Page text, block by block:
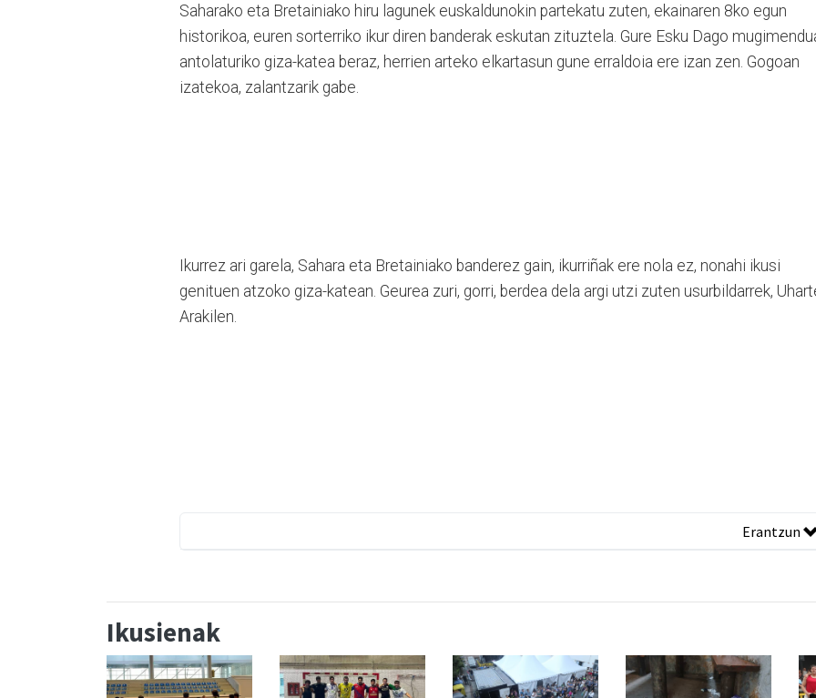
Saharako eta Bretainiako hiru lagunek euskaldunokin partekatu zuten, ekainaren 8ko egun
historikoa, euren sorterriko ikur diren banderak eskutan zituztela. Gure Esku Dago
antolaturiko giza-katea beraz, herrien arteko elkartasun gune erraldoia ere izan zen. Gogoan
izatekoa, zalantzarik gabe.
Ikurrez ari garela, Sahara eta Bretainiako banderez gain, ikurriñak ere nola ez, nonahi ikusi
genituen atzoko giza-katean. Geurea zuri, gorri, berdea dela argi utzi zuten usurbildarrek,
Arakilen.
Erantzun
Ikusienak